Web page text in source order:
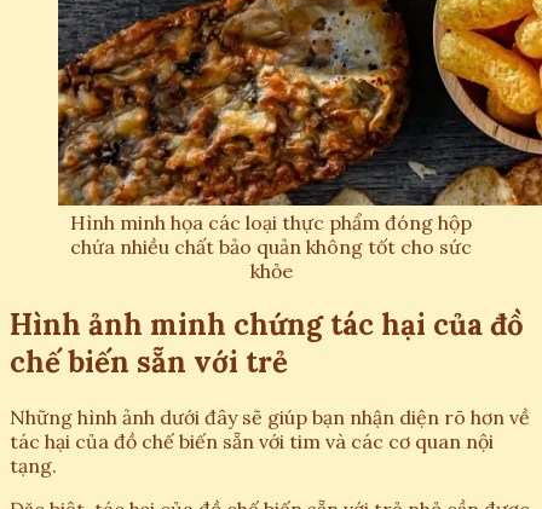
Hình minh họa các loại thực phẩm đóng hộp
chứa nhiều chất bảo quản không tốt cho sức
khỏe
Hình ảnh minh chứng tác hại của đồ
chế biến sẵn với trẻ
Những hình ảnh dưới đây sẽ giúp bạn nhận diện rõ hơn về
tác hại của đồ chế biến sẵn với tim và các cơ quan nội
tạng.